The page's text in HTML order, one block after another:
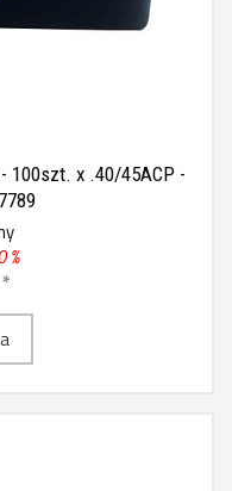
100szt. x .40/45ACP -
%